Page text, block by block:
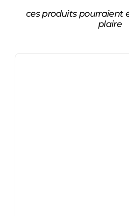
ces produits pourraient
plaire